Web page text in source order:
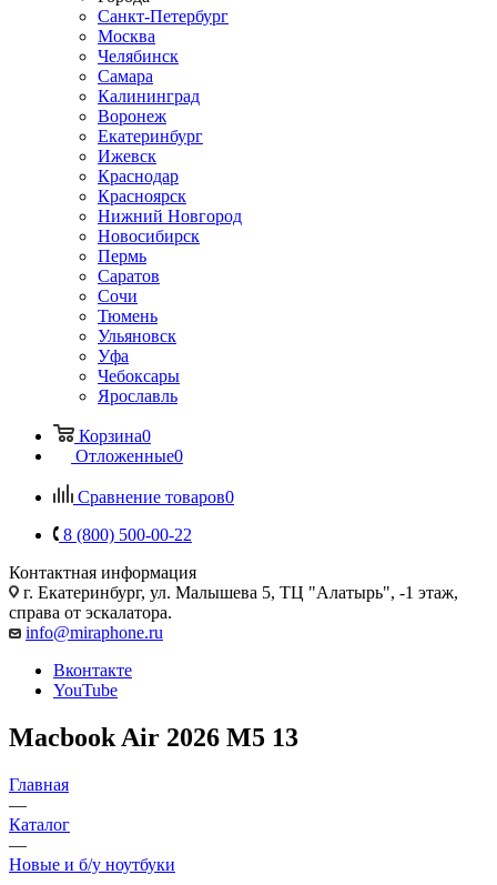
Санкт-Петербург
Москва
Челябинск
Самара
Калининград
Воронеж
Екатеринбург
Ижевск
Краснодар
Красноярск
Нижний Новгород
Новосибирск
Пермь
Саратов
Сочи
Тюмень
Ульяновск
Уфа
Чебоксары
Ярославль
Корзина0
Отложенные0
Сравнение товаров0
8 (800) 500-00-22
Контактная информация
г. Екатеринбург, ул. Малышева 5, ТЦ "Алатырь", -1 этаж,
справа от эскалатора.
info@miraphone.ru
Вконтакте
YouTube
Macbook Air 2026 M5 13
Главная
—
Каталог
—
Новые и б/у ноутбуки